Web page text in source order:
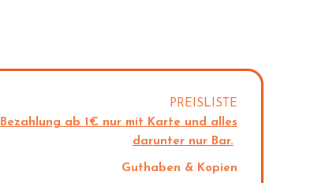
PREISLISTE
Bezahlung ab 1€ nur mit Karte und alles
darunter nur Bar.
Guthaben & Kopien